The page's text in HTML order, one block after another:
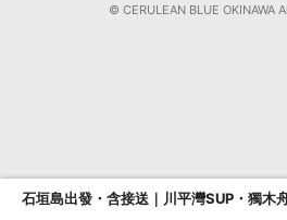
石垣島出發・含接送｜川平灣SUP・獨木
© CERULEAN BLUE OKINAWA